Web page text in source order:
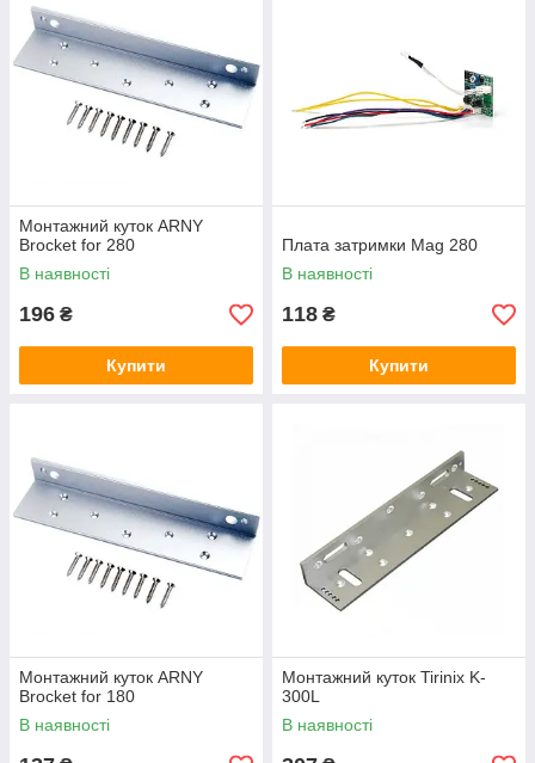
Монтажний куток ARNY
Brocket for 280
В наявності
196 ₴
Купити
Плата затримки Mag 280
В наявності
118 ₴
Купити
Монтажний куток ARNY
Brocket for 180
В наявності
Монтажний куток Tirinix K-
300L
В наявності